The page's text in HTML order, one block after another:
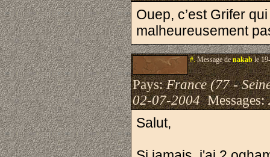
Ouep, c’est Grifer
malheureusement
#.Message denakable
Pays:France (77 -
02-07-2004Messages:
Salut,